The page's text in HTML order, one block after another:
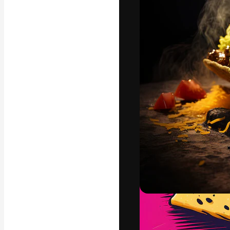
La
migliori lavori.
creativi,
Italiano
Copyright ©